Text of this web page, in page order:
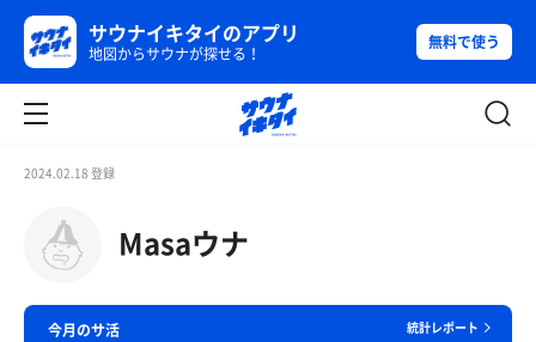
サウナイキタイのアプリ
地図からサウナが探せる！
無料で使う
2024.02.18 登録
Masaウナ
統計レポート
今月のサ活